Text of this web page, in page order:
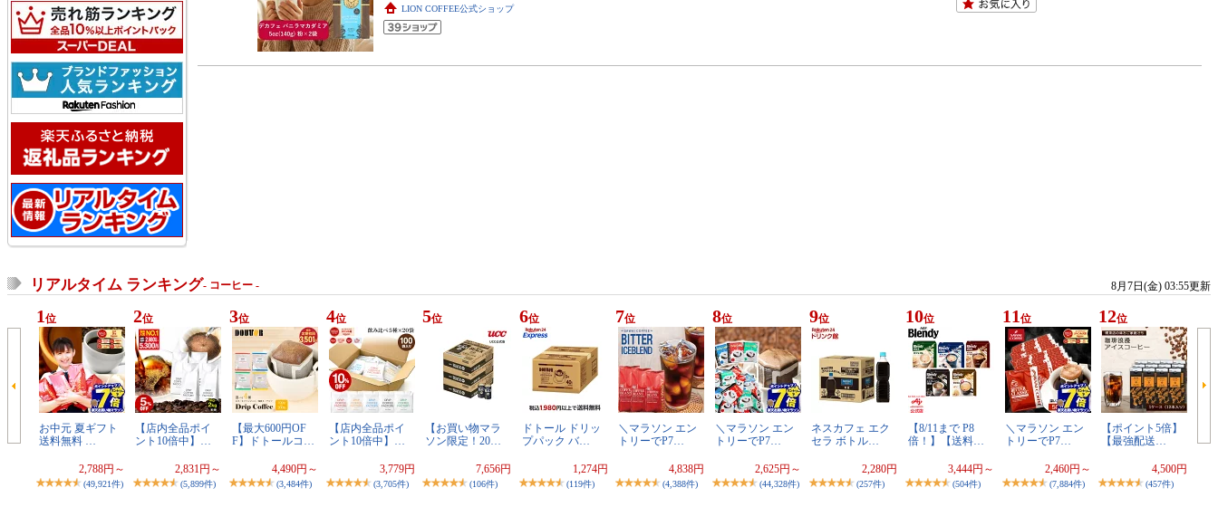
LION COFFEE公式ショップ
リアルタイム ランキング- コーヒー - 8月7日(金) 03:55更新
1 位
お中元 夏ギフト
送料無料 …
2,788円～
(49,921件)
2位
【店内全品ポイ
ント10倍中】…
2,831円～
(5,899件)
3位
【最大600円OF
F】ドトールコ…
4,490円～
(3,484件)
4位
【店内全品ポイ
ント10倍中】…
3,779円
(3,705件)
5位
【お買い物マラ
ソン限定！20…
7,656円
(106件)
6位
ドトール ドリッ
プパック バ…
1,274円
(119件)
7位
＼マラソン エン
トリーでP7…
4,838円
(4,388件)
8位
＼マラソン エン
トリーでP7…
2,625円～
(44,328件)
9位
ネスカフェ エク
セラ ボトル…
2,280円
(257件)
10位
【8/11まで P8
倍！】【送料…
3,444円～
(504件)
11 位
＼マラソン エン
トリーでP7…
2,460円～
(7,884件)
12位
【ポイント5倍】
【最強配送…
4,500円
(457件)